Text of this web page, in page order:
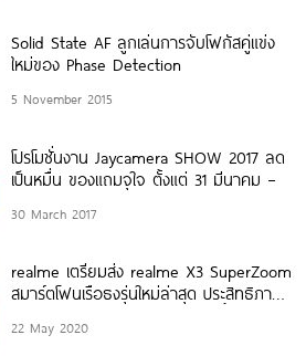
Solid State AF ลูกเล่นการจับโฟกัสคู่แข่ง
ใหม่ของ Phase Detection
5 November 2015
โปรโมชั่นงาน Jaycamera SHOW 2017 ลด
เป็นหมื่น ของแถมจุใจ ตั้งแต่ 31 มีนาคม –
30 March 2017
realme เตรียมส่ง realme X3 SuperZoom
สมาร์ตโฟนเรือธงรุ่นใหม่ล่าสุด ประสิทธิภาพ
22 May 2020